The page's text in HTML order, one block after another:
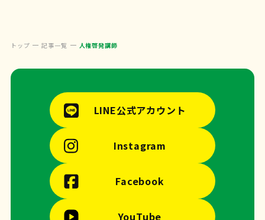
トップ 記事一覧 人権啓発講師
LINE公式アカウント
Instagram
Facebook
YouTube